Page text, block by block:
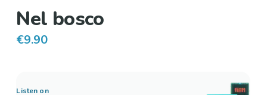
Nel bosco
€9.90
Listen on